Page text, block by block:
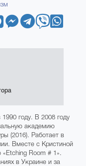
году. В 2008 году
академию
(2016). Работает в
Вместе с Кристиной
Room # 1».
в Украине и за